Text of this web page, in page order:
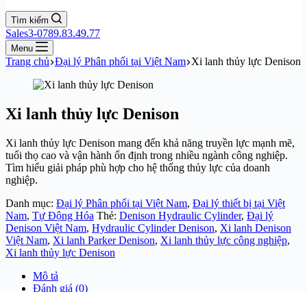
Tìm kiếm
Sales3-0789.83.49.77
Menu
Trang chủ Đại lý Phân phối tại Việt Nam Xi lanh thủy lực Denison
Xi lanh thủy lực Denison
Xi lanh thủy lực Denison mang đến khả năng truyền lực mạnh mẽ,
tuổi thọ cao và vận hành ổn định trong nhiều ngành công nghiệp.
Tìm hiểu giải pháp phù hợp cho hệ thống thủy lực của doanh
nghiệp.
Danh mục: Đại lý Phân phối tại Việt Nam, Đại lý thiết bị tại Việt
Nam, Tự Động Hóa Thẻ: Denison Hydraulic Cylinder, Đại lý
Denison Việt Nam, Hydraulic Cylinder Denison, Xi lanh Denison
Việt Nam, Xi lanh Parker Denison, Xi lanh thủy lực công nghiệp,
Xi lanh thủy lực Denison
Mô tả
Đánh giá (0)